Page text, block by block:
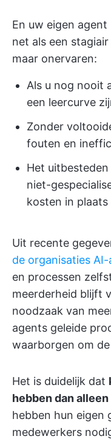
En uw eigen
net als een
maar onervaren:
Als u nog nooit
een leercurve
Zonder
fouten en
Het
niet-
kosten in
Uit recente
de organisaties
en processen
meerderheid blijft
noodzaak van
agents geleide
waarborgen om
Het is duidelijk dat
hebben dan
hebben hun eigen
medewerkers